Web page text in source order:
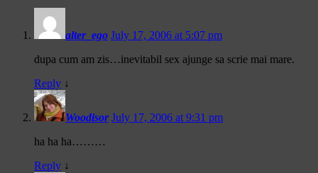
alter_ego July 17, 2006 at 5:07 pm
dupa cum am zis…inevitabil sex ajunge sa scrie mai mare.
Reply ↓
Woodisor July 17, 2006 at 9:31 pm
ha ha ha………
Reply ↓